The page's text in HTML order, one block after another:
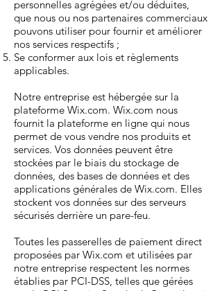
personnelles agrégées et/ou déduites,
que nous ou nos partenaires commerciaux
pouvons utiliser pour fournir et améliorer
nos services respectifs ;
Se conformer aux lois et règlements
applicables.
Notre entreprise est hébergée sur la
plateforme Wix.com. Wix.com nous
fournit la plateforme en ligne qui nous
permet de vous vendre nos produits et
services. Vos données peuvent être
stockées par le biais du stockage de
données, des bases de données et des
applications générales de Wix.com. Elles
stockent vos données sur des serveurs
sécurisés derrière un pare-feu.
Toutes les passerelles de paiement direct
proposées par Wix.com et utilisées par
notre entreprise respectent les normes
établies par PCI-DSS, telles que gérées